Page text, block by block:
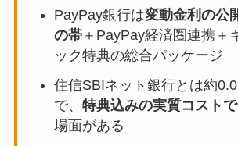
PayPay銀行は変動金利の公
の帯＋PayPay経済圏連携＋
ック特典の総合パッケージ
住信SBIネット銀行とは約
で、 特典込みの実質コスト
場面がある